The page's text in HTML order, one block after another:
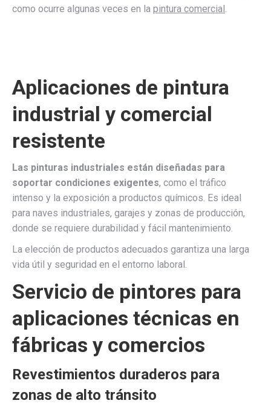
como ocurre algunas veces en la pintura comercial.
Aplicaciones de pintura
industrial y comercial
resistente
Las pinturas industriales están diseñadas para
soportar condiciones exigentes, como el tráfico
intenso y la exposición a productos químicos. Es ideal
para naves industriales, garajes y zonas de producción,
donde se requiere durabilidad y fácil mantenimiento.
La elección de productos adecuados garantiza una larga
vida útil y seguridad en el entorno laboral.
Servicio de pintores para
aplicaciones técnicas en
fábricas y comercios
Revestimientos duraderos para
zonas de alto tránsito